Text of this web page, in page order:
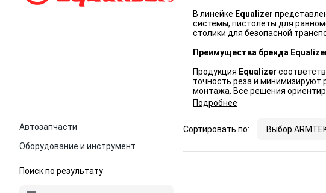
В линейке Equalizer
системы, пистолеты для
столики для безопасной
Преимущества бренда
Продукция Equalizer
точность реза и минимизируют
монтажа. Все решения
Подробнее
Автозапчасти
Оборудование и инструмент
Поиск по результату
Сортировать по: Выбор